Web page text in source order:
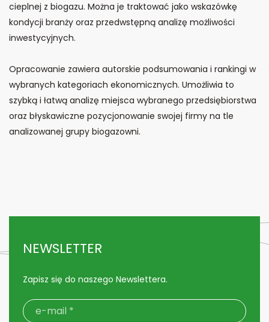
cieplnej z biogazu. Można je traktować jako wskazówkę
kondycji branży oraz przedwstępną analizę możliwości
inwestycyjnych.
Opracowanie zawiera autorskie podsumowania i rankingi w
wybranych kategoriach ekonomicznych. Umożliwia to
szybką i łatwą analizę miejsca wybranego przedsiębiorstwa
oraz błyskawiczne pozycjonowanie swojej firmy na tle
analizowanej grupy biogazowni.
NEWSLETTER
Zapisz się do naszego Newslettera.